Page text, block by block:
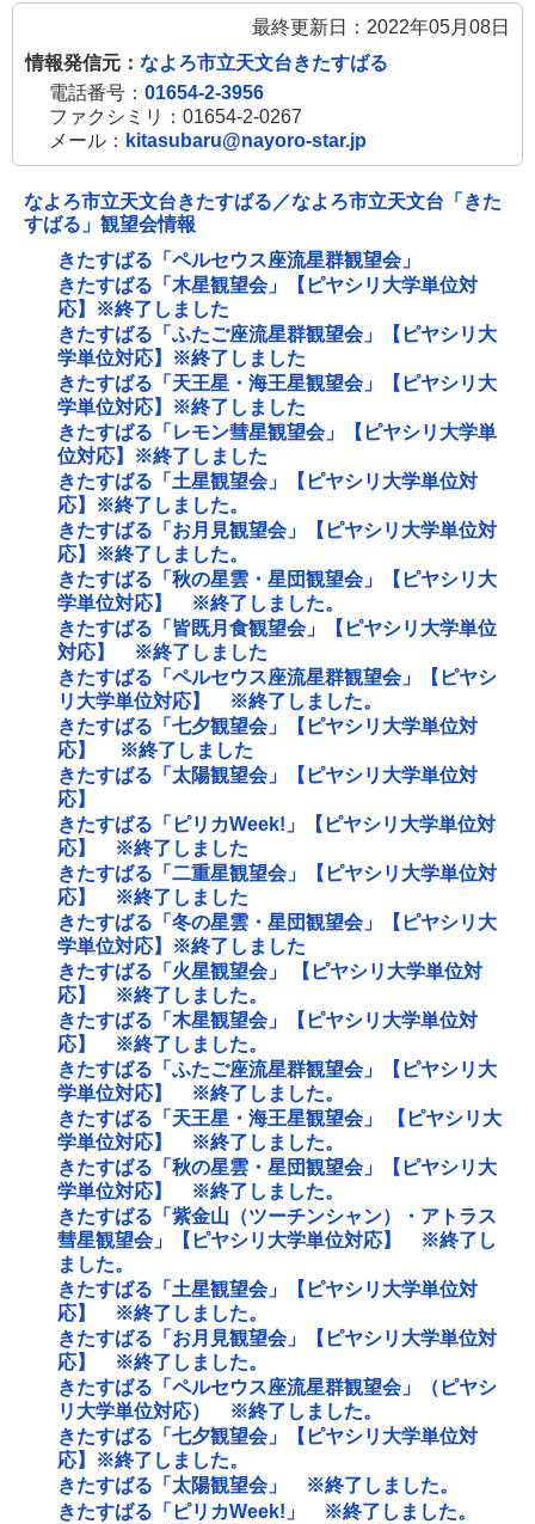
最終更新日：2022年05月08日
情報発信元： なよろ市立天文台きたすばる
電話番号： 01654-2-3956
ファクシミリ：01654-2-0267
メール： kitasubaru@nayoro-star.jp
なよろ市立天文台きたすばる／なよろ市立天文台「きた
すばる」観望会情報
きたすばる「ペルセウス座流星群観望会」
きたすばる「木星観望会」【ピヤシリ大学単位対
応】※終了しました
きたすばる「ふたご座流星群観望会」【ピヤシリ大
学単位対応】※終了しました
きたすばる「天王星・海王星観望会」【ピヤシリ大
学単位対応】※終了しました
きたすばる「レモン彗星観望会」【ピヤシリ大学単
位対応】※終了しました
きたすばる「土星観望会」【ピヤシリ大学単位対
応】※終了しました。
きたすばる「お月見観望会」【ピヤシリ大学単位対
応】※終了しました。
きたすばる「秋の星雲・星団観望会」【ピヤシリ大
学単位対応】 ※終了しました。
きたすばる「皆既月食観望会」【ピヤシリ大学単位
対応】 ※終了しました
きたすばる「ペルセウス座流星群観望会」【ピヤシ
リ大学単位対応】 ※終了しました。
きたすばる「七夕観望会」【ピヤシリ大学単位対
応】 ※終了しました
きたすばる「太陽観望会」【ピヤシリ大学単位対
応】
きたすばる「ピリカWeek!」【ピヤシリ大学単位対
応】 ※終了しました
きたすばる「二重星観望会」【ピヤシリ大学単位対
応】 ※終了しました
きたすばる「冬の星雲・星団観望会」【ピヤシリ大
学単位対応】※終了しました
きたすばる「火星観望会」 【ピヤシリ大学単位対
応】 ※終了しました。
きたすばる「木星観望会」【ピヤシリ大学単位対
応】 ※終了しました。
きたすばる「ふたご座流星群観望会」【ピヤシリ大
学単位対応】 ※終了しました。
きたすばる「天王星・海王星観望会」 【ピヤシリ大
学単位対応】 ※終了しました。
きたすばる「秋の星雲・星団観望会」【ピヤシリ大
学単位対応】 ※終了しました。
きたすばる「紫金山（ツーチンシャン）・アトラス
彗星観望会」【ピヤシリ大学単位対応】 ※終了し
ました。
きたすばる「土星観望会」【ピヤシリ大学単位対
応】 ※終了しました。
きたすばる「お月見観望会」【ピヤシリ大学単位対
応】 ※終了しました。
きたすばる「ペルセウス座流星群観望会」（ピヤシ
リ大学単位対応） ※終了しました。
きたすばる「七夕観望会」【ピヤシリ大学単位対
応】※終了しました。
きたすばる「太陽観望会」 ※終了しました。
きたすばる「ピリカWeek!」 ※終了しました。